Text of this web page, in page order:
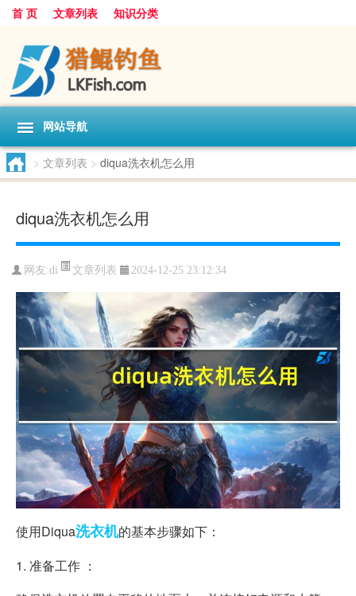
首 页 文章列表 知识分类
网站导航
> 文章列表 > diqua洗衣机怎么用
diqua洗衣机怎么用
网友:di 文章列表 2024-12-25 23:12:34
使用Diqua洗衣机的基本步骤如下：
1. 准备工作 ：